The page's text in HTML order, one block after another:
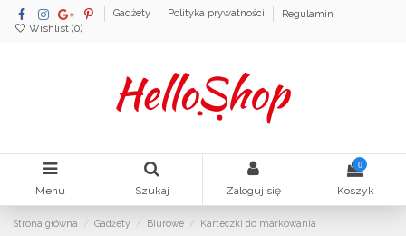
Gadżety Polityka prywatności
Regulamin
Wishlist (0)
Menu Szukaj Zaloguj się
0
Koszyk
Strona główna Gadżety Biurowe Karteczki do markowania